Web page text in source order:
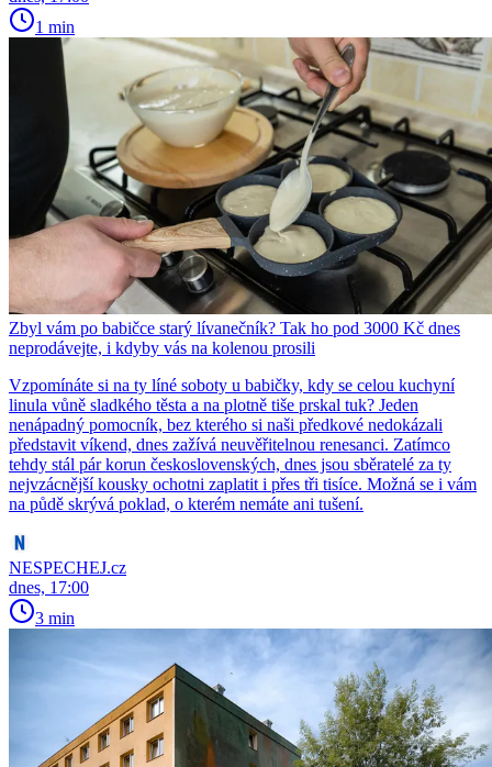
1 min
Zbyl vám po babičce starý lívanečník? Tak ho pod 3000 Kč dnes
neprodávejte, i kdyby vás na kolenou prosili
Vzpomínáte si na ty líné soboty u babičky, kdy se celou kuchyní
linula vůně sladkého těsta a na plotně tiše prskal tuk? Jeden
nenápadný pomocník, bez kterého si naši předkové nedokázali
představit víkend, dnes zažívá neuvěřitelnou renesanci. Zatímco
tehdy stál pár korun československých, dnes jsou sběratelé za ty
nejvzácnější kousky ochotni zaplatit i přes tři tisíce. Možná se i vám
na půdě skrývá poklad, o kterém nemáte ani tušení.
NESPECHEJ.cz
dnes, 17:00
3 min